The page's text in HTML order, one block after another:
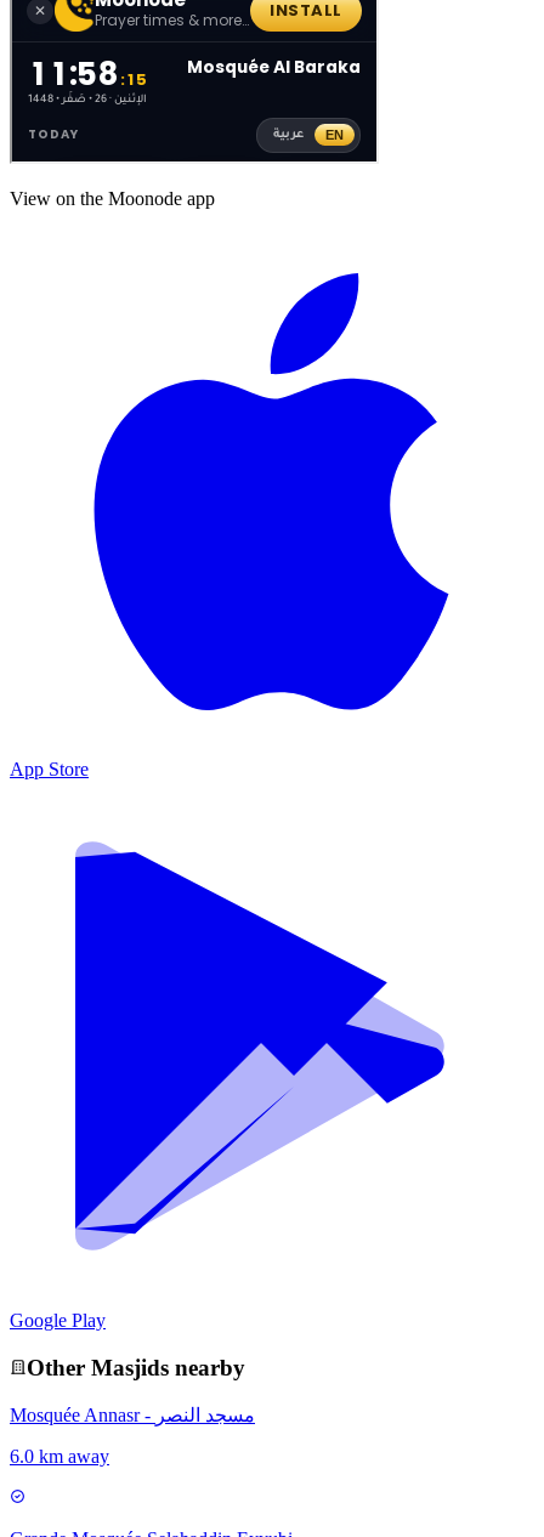
View on the Moonode app
App Store
Google Play
Other Masjids nearby
Mosquée Annasr - مسجد النصر
6.0 km away